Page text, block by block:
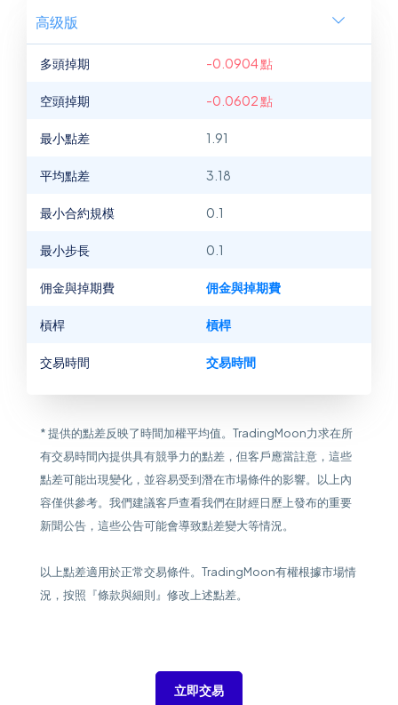
高级版
多頭掉期 -0.0904 點
空頭掉期 -0.0602 點
最小點差 1.91
平均點差 3.18
最小合約規模 0.1
最小步長 0.1
佣金與掉期費 佣金與掉期費
槓桿 槓桿
交易時間 交易時間
* 提供的點差反映了時間加權平均值。TradingMoon力求在所
有交易時間內提供具有競爭力的點差，但客戶應當註意，這些
點差可能出現變化，並容易受到潛在市場條件的影響。以上內
容僅供參考。我們建議客戶查看我們在財經日歷上發布的重要
新聞公告，這些公告可能會導致點差變大等情況。
以上點差適用於正常交易條件。TradingMoon有權根據市場情
況，按照『條款與細則』修改上述點差。
立即交易